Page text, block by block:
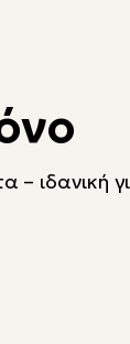
– ιδανική